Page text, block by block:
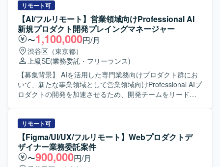
互レビューを実施します。 【求める人物像】 新規プロダク
ト開発の不確実性を前向きに捉え、周囲と協業しながらチ
ーム全体のパフォーマンス最大化を図れる方を求めます。
自ら情報をキャッチアップし、能動的に業務を進め、改善
提案を行える方を歓迎します。関係者と意思疎通を図りな
がらタスクを明確化し、顧客にわかりやすい言葉で説明で
きる方を求めます。 【ポジションの魅力】 新規プロダクト
開発において、要件定義からリリースまで一連の開発工程
に携われます。 【開発環境】 KotlinまたはJava、SQLを用
いたWebアプリケーション開発です。
リモート可
【AI/フルリモート】営業領域向けProfessional AI
新規プロダクト開発プレイングマネージャー
〜1,100,000円/月
渋谷区（東京都）
上級SE(業務委託・フリーランス)
【募集背景】 AIを活用した専門業務向けプロダクト群にお
いて、新たな事業領域として営業領域向けProfessional AIプ
ロダクトの開発を加速させるため、開発チームをリードで
計・実装・レビュー・障害対応までを担当し、開発チーム
をリードしていただきます。 プロダクトマネージャーやUX
デザイナー、各分野のテックリードと協議しながら、プロ
ダクト開発の方向性と実現可能性を検討していただきま
す。 現場の技術課題に対してエンジニアと議論し、課題解
リモート可
【Figma/UI/UX/フルリモート】Webプロダクトデ
ザイナー業務委託案件
〜900,000円/月